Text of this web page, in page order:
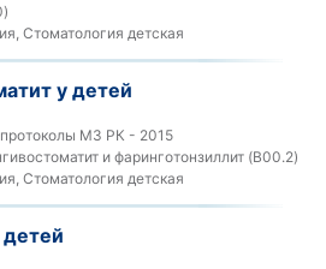
Стоматология детская
у детей
МЗ РК - 2015
и фаринготонзиллит (B00.2)
Стоматология детская
детей